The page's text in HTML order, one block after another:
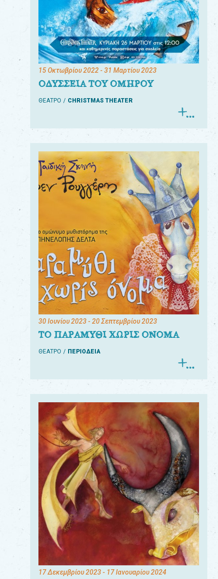
15 Οκτωβρίου 2022- 31 Μαρτίου 2023
ΟΔΥΣΣΕΙΑ ΤΟΥ ΟΜΗΡΟΥ
ΘΕΑΤΡΟ CHRISTMAS THEATER
30 Ιουνίου 2023- 20 Σεπτεμβρίου 2023
ΤΟ ΠΑΡΑΜΥΘΙ ΧΩΡΙΣ ΟΝΟΜΑ
ΘΕΑΤΡΟ ΠΕΡΙΟΔΕΙΑ
17 Δεκεμβρίου 2023- 17 Ιανουαρίου 2024